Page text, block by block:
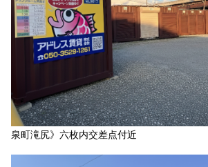
泉町滝尻》六枚内交差点付近